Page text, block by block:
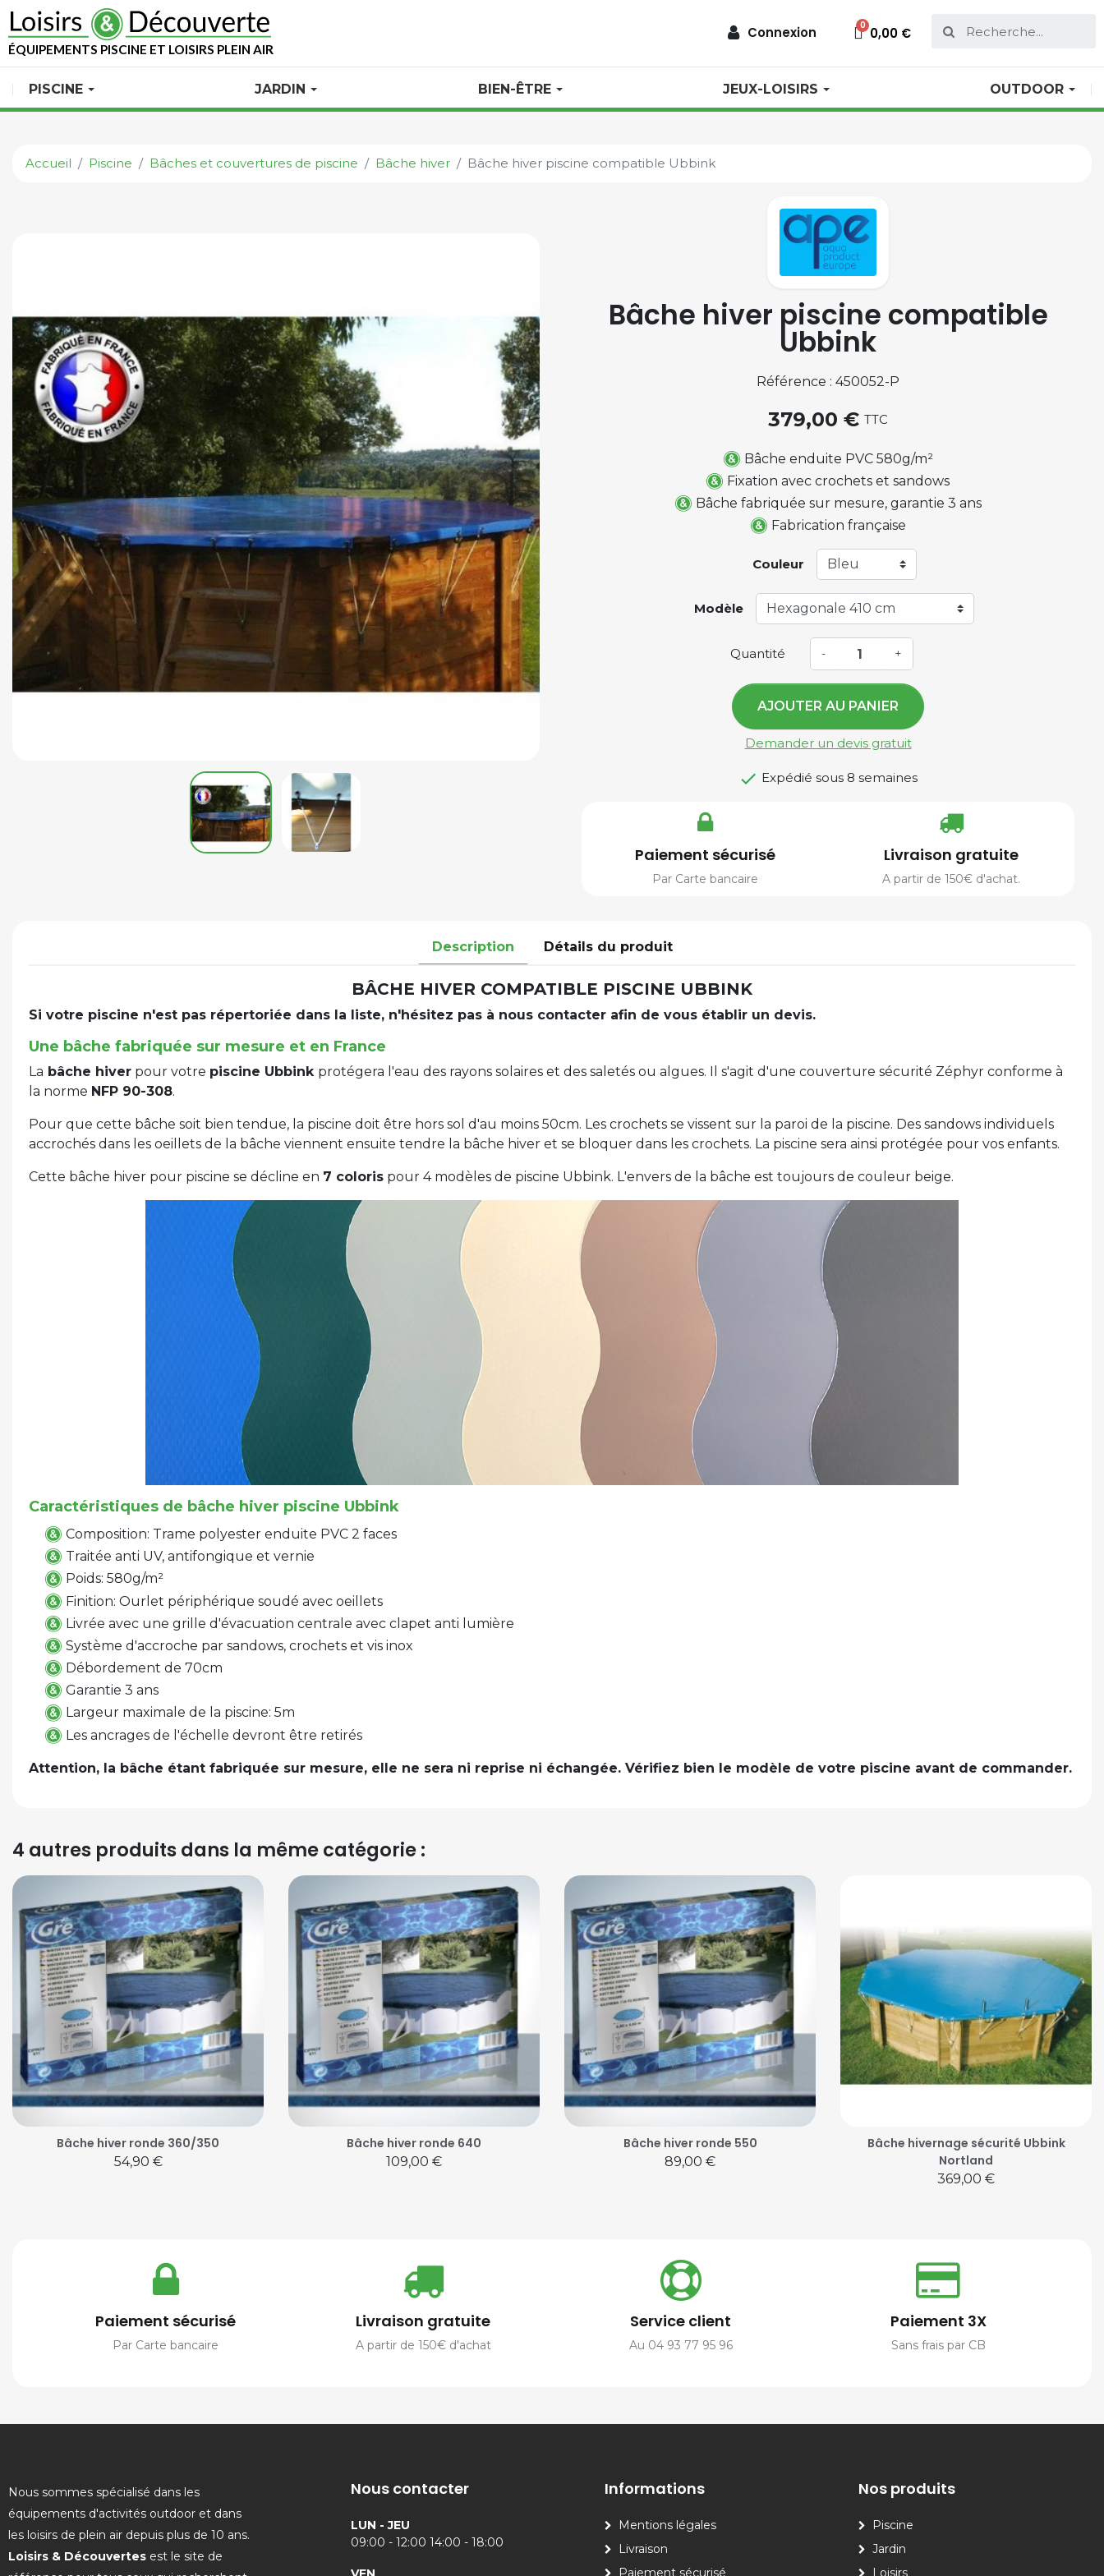
ÉQUIPEMENTS PISCINE ET LOISIRS PLEIN AIR
Connexion 0,00 €
PISCINE JARDIN BIEN-ÊTRE JEUX-LOISIRS OUTDOOR
Accueil Piscine Bâches et couvertures de piscine Bâche hiver Bâche hiver piscine compatible Ubbink
Bâche hiver piscine compatible
Ubbink
Référence : 450052-P
379,00 € TTC
Bâche enduite PVC 580g/m²
Fixation avec crochets et sandows
Bâche fabriquée sur mesure, garantie 3 ans
Fabrication française
Couleur
Modèle
Quantité - +
AJOUTER AU PANIER
Demander un devis gratuit
 Expédié sous 8 semaines
Paiement sécurisé
Par Carte bancaire
Livraison gratuite
A partir de 150€ d'achat.
Description Détails du produit
BÂCHE HIVER COMPATIBLE PISCINE UBBINK
Si votre piscine n'est pas répertoriée dans la liste, n'hésitez pas à nous contacter afin de vous établir un devis.
Une bâche fabriquée sur mesure et en France
La bâche hiver pour votre piscine Ubbink protégera l'eau des rayons solaires et des saletés ou algues. Il s'agit d'une couverture sécurité Zéphyr conforme à
la norme NFP 90-308.
Pour que cette bâche soit bien tendue, la piscine doit être hors sol d'au moins 50cm. Les crochets se vissent sur la paroi de la piscine. Des sandows individuels
accrochés dans les oeillets de la bâche viennent ensuite tendre la bâche hiver et se bloquer dans les crochets. La piscine sera ainsi protégée pour vos enfants.
Cette bâche hiver pour piscine se décline en 7 coloris pour 4 modèles de piscine Ubbink. L'envers de la bâche est toujours de couleur beige.
Caractéristiques de bâche hiver piscine Ubbink
Composition: Trame polyester enduite PVC 2 faces
Traitée anti UV, antifongique et vernie
Poids: 580g/m²
Finition: Ourlet périphérique soudé avec oeillets
Livrée avec une grille d'évacuation centrale avec clapet anti lumière
Système d'accroche par sandows, crochets et vis inox
Débordement de 70cm
Garantie 3 ans
Largeur maximale de la piscine: 5m
Les ancrages de l'échelle devront être retirés
Attention, la bâche étant fabriquée sur mesure, elle ne sera ni reprise ni échangée. Vérifiez bien le modèle de votre piscine avant de commander.
4 autres produits dans la même catégorie :
Bâche hiver ronde 360/350
Prix
54,90 €
Bâche hiver ronde 640
Prix
109,00 €
Bâche hiver ronde 550
Prix
89,00 €
Bâche hivernage sécurité Ubbink
Nortland
Prix
369,00 €
Paiement sécurisé
Par Carte bancaire
Livraison gratuite
A partir de 150€ d'achat
Service client
Au 04 93 77 95 96
Paiement 3X
Sans frais par CB
Nous sommes spécialisé dans les
équipements d'activités outdoor et dans
les loisirs de plein air depuis plus de 10 ans.
Loisirs & Découvertes est le site de
Nous contacter
LUN - JEU
09:00 - 12:00 14:00 - 18:00
Informations
Mentions légales
Livraison
Paiement sécurisé
Nos produits
Piscine
Jardin
Loisirs